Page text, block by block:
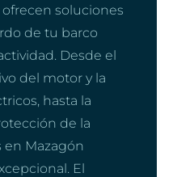
soluciones
de tu barco
Desde el
del motor y la
hasta la
de la
en Mazagón
El